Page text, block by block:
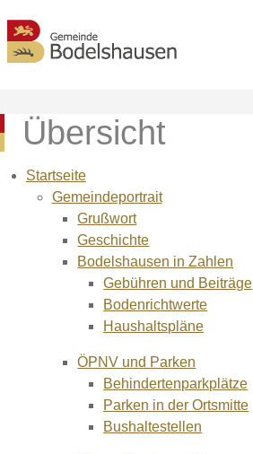
Übersicht
Startseite
Gemeindeportrait
Grußwort
Geschichte
Bodelshausen in Zahlen
Gebühren und Beiträge
Bodenrichtwerte
Haushaltspläne
ÖPNV und Parken
Behindertenparkplätze
Parken in der Ortsmitte
Bushaltestellen